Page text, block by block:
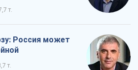
т.
Россия может
т.